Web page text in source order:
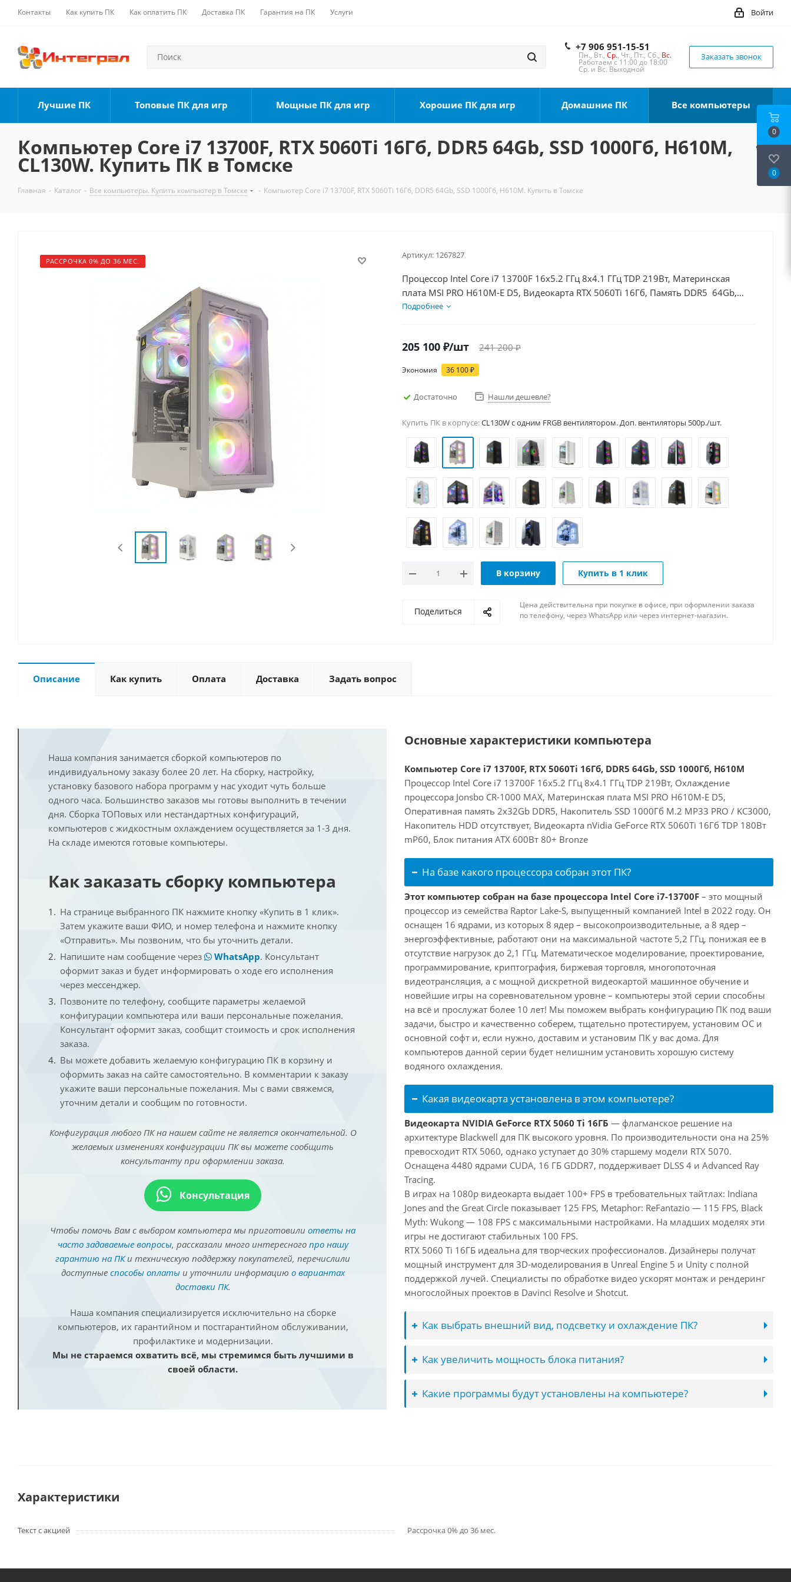
Контакты Как купить ПК Как оплатить ПК Доставка ПК Гарантия на ПК Услуги Войти
+7 906 951-15-51
Пн., Вт., Ср., Чт., Пт., Сб., Вс.
Работаем с 11:00 до 18:00
Ср. и Вс. Выходной
Заказать звонок
Лучшие ПК Топовые ПК для игр Мощные ПК для игр Хорошие ПК для игр Домашние ПК Все компьютеры
Компьютер Core i7 13700F, RTX 5060Ti 16Гб, DDR5 64Gb, SSD 1000Гб, H610M,
CL130W. Купить ПК в Томске
Главная - Каталог - Все компьютеры. Купить компьютер в Томске - Компьютер Core i7 13700F, RTX 5060Ti 16Гб, DDR5 64Gb, SSD 1000Гб, H610M. Купить в Томске
РАССРОЧКА 0% ДО 36 МЕС.
Артикул: 1267827
Процессор Intel Core i7 13700F 16x5.2 ГГц 8x4.1 ГГц TDP 219Вт, Материнская
плата MSI PRO H610M-E D5, Видеокарта RTX 5060Ti 16Гб, Память DDR5 64Gb,
Диски SSD 1000Гб, БП 600Вт
Подробнее
205 100 ₽/шт 241 200₽
Экономия 36 100₽
Достаточно Нашли дешевле?
Купить ПК в корпусе:CL130W c одним FRGB вентилятором. Доп. вентиляторы 500р./шт.
В корзину Купить в 1 клик
Поделиться
Цена действительна при покупке в офисе, при оформлении заказа
по телефону, через WhatsApp или через интернет-магазин.
Описание Как купить Оплата Доставка Задать вопрос
Наша компания занимается сборкой компьютеров по
индивидуальному заказу более 20 лет. На сборку, настройку,
установку базового набора программ у нас уходит чуть больше
одного часа. Большинство заказов мы готовы выполнить в течении
дня. Сборка ТОПовых или нестандартных конфигураций,
компьютеров с жидкостным охлаждением осуществляется за 1-3 дня.
На складе имеются готовые компьютеры.
Как заказать сборку компьютера
На странице выбранного ПК нажмите кнопку «Купить в 1 клик».
Затем укажите ваши ФИО, и номер телефона и нажмите кнопку
«Отправить». Мы позвоним, что бы уточнить детали.
Напишите нам сообщение через
WhatsApp. Консультант
оформит заказ и будет информировать о ходе его исполнения
через мессенджер.
Позвоните по телефону, сообщите параметры желаемой
конфигурации компьютера или ваши персональные пожелания.
Консультант оформит заказ, сообщит стоимость и срок исполнения
заказа.
Вы можете добавить желаемую конфигурацию ПК в корзину и
оформить заказ на сайте самостоятельно. В комментарии к заказу
укажите ваши персональные пожелания. Мы с вами свяжемся,
уточним детали и сообщим по готовности.
Конфигурация любого ПК на нашем сайте не является окончательной. О
желаемых изменениях конфигурации ПК вы можете сообщить
консультанту при оформлении заказа.
Консультация
Чтобы помочь Вам с выбором компьютера мы приготовили ответы на
часто задаваемые вопросы, рассказали много интересного про нашу
гарантию на ПКи техническую поддержку покупателей, перечислили
доступные способы оплатыи уточнили информацию о вариантах
доставки ПК.
Наша компания специализируется исключительно на сборке
компьютеров, их гарантийном и постгарантийном обслуживании,
профилактике и модернизации.
Мы не стараемся охватить всё, мы стремимся быть лучшими в
своей области.
Основные характеристики компьютера
Компьютер Core i7 13700F, RTX 5060Ti 16Гб, DDR5 64Gb, SSD 1000Гб, H610M
Процессор Intel Core i7 13700F 16x5.2 ГГц 8x4.1 ГГц TDP 219Вт, Охлаждение
процессора Jonsbo CR-1000 MAX, Материнская плата MSI PRO H610M-E D5,
Оперативная память 2x32Gb DDR5, Накопитель SSD 1000Гб M.2 MP33 PRO / KC3000,
Накопитель HDD отсутствует, Видеокарта nVidia GeForce RTX 5060Ti 16Гб TDP 180Вт
mP60, Блок питания ATX 600Вт 80+ Bronze
На базе какого процессора собран этот ПК?
Этот компьютер собран на базе процессора Intel Core i7-13700F – это мощный
процессор из семейства Raptor Lake-S, выпущенный компанией Intel в 2022 году. Он
оснащен 16 ядрами, из которых 8 ядер – высокопроизводительные, а 8 ядер –
энергоэффективные, работают они на максимальной частоте 5,2 ГГц, понижая ее в
отсутствие нагрузок до 2,1 ГГц. Математическое моделирование, проектирование,
программирование, криптография, биржевая торговля, многопоточная
видеотрансляция, а с мощной дискретной видеокартой машинное обучение и
новейшие игры на соревновательном уровне – компьютеры этой серии способны
на всё и прослужат более 10 лет! Мы поможем выбрать конфигурацию ПК под ваши
задачи, быстро и качественно соберем, тщательно протестируем, установим ОС и
основной софт и, если нужно, доставим и установим ПК у вас дома. Для
компьютеров данной серии будет нелишним установить хорошую систему
водяного охлаждения.
Какая видеокарта установлена в этом компьютере?
Видеокарта NVIDIA GeForce RTX 5060 Ti 16ГБ — флагманское решение на
архитектуре Blackwell для ПК высокого уровня. По производительности она на 25%
превосходит RTX 5060, однако уступает до 30% старшему модели RTX 5070.
Оснащена 4480 ядрами CUDA, 16 ГБ GDDR7, поддерживает DLSS 4 и Advanced Ray
Tracing.
В играх на 1080p видеокарта выдаёт 100+ FPS в требовательных тайтлах: Indiana
Jones and the Great Circle показывает 125 FPS, Metaphor: ReFantazio — 115 FPS, Black
Myth: Wukong — 108 FPS с максимальными настройками. На младших моделях эти
игры не достигают стабильных 100 FPS.
RTX 5060 Ti 16ГБ идеальна для творческих профессионалов. Дизайнеры получат
мощный инструмент для 3D-моделирования в Unreal Engine 5 и Unity с полной
поддержкой лучей. Специалисты по обработке видео ускорят монтаж и рендеринг
многослойных проектов в Davinci Resolve и Shotcut.
Как выбрать внешний вид, подсветку и охлаждение ПК?
Как увеличить мощность блока питания?
Какие программы будут установлены на компьютере?
Характеристики
Текст с акцией Рассрочка 0% до 36 мес.
0
0